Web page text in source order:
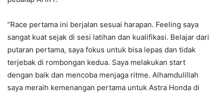
“Race pertama ini berjalan sesuai harapan. Feeling saya
sangat kuat sejak di sesi latihan dan kualifikasi. Belajar dari
putaran pertama, saya fokus untuk bisa lepas dan tidak
terjebak di rombongan kedua. Saya melakukan start
dengan baik dan mencoba menjaga ritme. Alhamdulillah
saya meraih kemenangan pertama untuk Astra Honda di